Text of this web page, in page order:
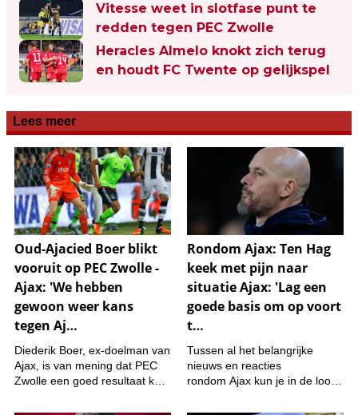
Vitesse weet in slotfase punt te
redden tegen PEC Zwolle
Heracles Almelo knokt zich terug
en houdt FC Twente op gelijkspel